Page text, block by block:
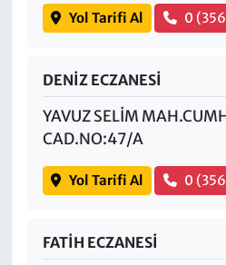
Yol Tarifi Al 0
DENİZ ECZANESİ
YAVUZ SELİM
CAD.NO:47/A
Yol Tarifi Al 0
FATİH ECZANESİ